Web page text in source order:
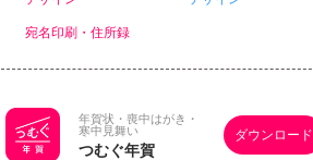
宛名印刷・住所録
年賀状・喪中はがき・
寒中見舞い
つむぐ年賀
ダウンロード